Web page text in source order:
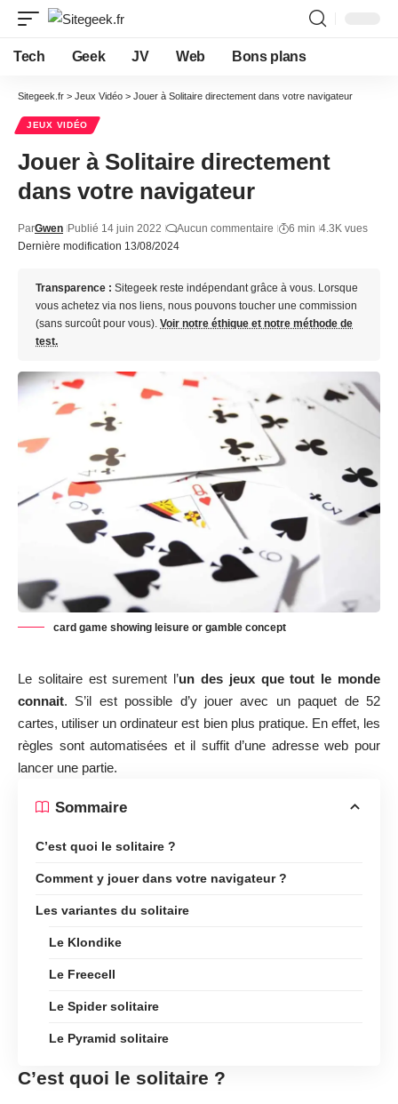
Tech Geek JV Web Bons plans
Sitegeek.fr > Jeux Vidéo > Jouer à Solitaire directement dans votre navigateur
JEUX VIDÉO
Jouer à Solitaire directement
dans votre navigateur
Dernière modification 13/08/2024
ParGwen Publié 14 juin 2022 Aucun commentaire 6 min 4.3K vues
Transparence : Sitegeek reste indépendant grâce à vous. Lorsque
vous achetez via nos liens, nous pouvons toucher une commission
(sans surcoût pour vous). Voir notre éthique et notre méthode de
test.
card game showing leisure or gamble concept
Le solitaireest surement l’un des jeux que tout le monde
connait. S’il est possible d’y jouer avec un paquet de 52
cartes, utiliser un ordinateur est bien plus pratique. En effet, les
règles sont automatisées et il suffit d’une adresse web pour
lancer une partie.
Sommaire
C’est quoi le solitaire ?
Comment y jouer dans votre navigateur ?
Les variantes du solitaire
Le Klondike
Le Freecell
Le Spider solitaire
Le Pyramid solitaire
C’est quoi le solitaire ?